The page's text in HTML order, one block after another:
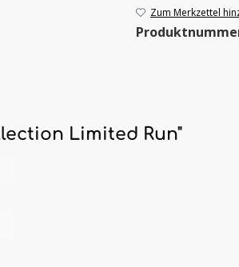
Zum Merkzettel
Limited Run"